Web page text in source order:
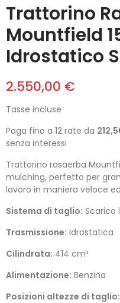
Trattorino
Mountfield
Idrostatico
2.550,00 €
Tasse incluse
Paga fino a 12 rate da
senza interessi
Trattorino rasaerba
mulching, perfetto per
lavoro in maniera veloce
Sistema di taglio: Scarico
Trasmissione: Idrostatica
Cilindrata: 414 cm³
Alimentazione: Benzina
Posizioni altezze di taglio: